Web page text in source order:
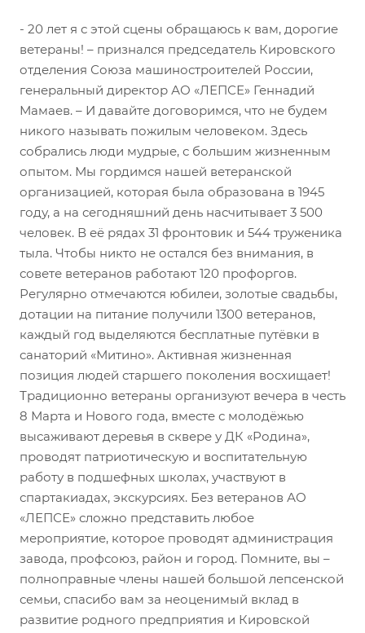
- 20 лет я с этой сцены обращаюсь к вам, дорогие
ветераны! – признался председатель Кировского
отделения Союза машиностроителей России,
генеральный директор АО «ЛЕПСЕ» Геннадий
Мамаев. – И давайте договоримся, что не будем
никого называть пожилым человеком. Здесь
собрались люди мудрые, с большим жизненным
опытом. Мы гордимся нашей ветеранской
организацией, которая была образована в 1945
году, а на сегодняшний день насчитывает 3 500
человек. В её рядах 31 фронтовик и 544 труженика
тыла. Чтобы никто не остался без внимания, в
совете ветеранов работают 120 профоргов.
Регулярно отмечаются юбилеи, золотые свадьбы,
дотации на питание получили 1300 ветеранов,
каждый год выделяются бесплатные путёвки в
санаторий «Митино». Активная жизненная
позиция людей старшего поколения восхищает!
Традиционно ветераны организуют вечера в честь
8 Марта и Нового года, вместе с молодёжью
высаживают деревья в сквере у ДК «Родина»,
проводят патриотическую и воспитательную
работу в подшефных школах, участвуют в
спартакиадах, экскурсиях. Без ветеранов АО
«ЛЕПСЕ» сложно представить любое
мероприятие, которое проводят администрация
завода, профсоюз, район и город. Помните, вы –
полноправные члены нашей большой лепсенской
семьи, спасибо вам за неоценимый вклад в
развитие родного предприятия и Кировской